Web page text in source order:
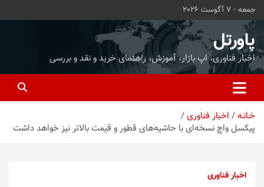
محتوا
بروید
جمعه - 7 آگوست 2026
پاورتل
اخبار فناوری، اپ بازار، آموزش، راهنمای خرید و نقد و بررسی
خـانـه
اخبار فناوری
پیکسل واچ نسخه‌‌‌ای با حاشیه‌های قطور و قیمت بالاتر نیز خواهد داشت
اخبار فناوری